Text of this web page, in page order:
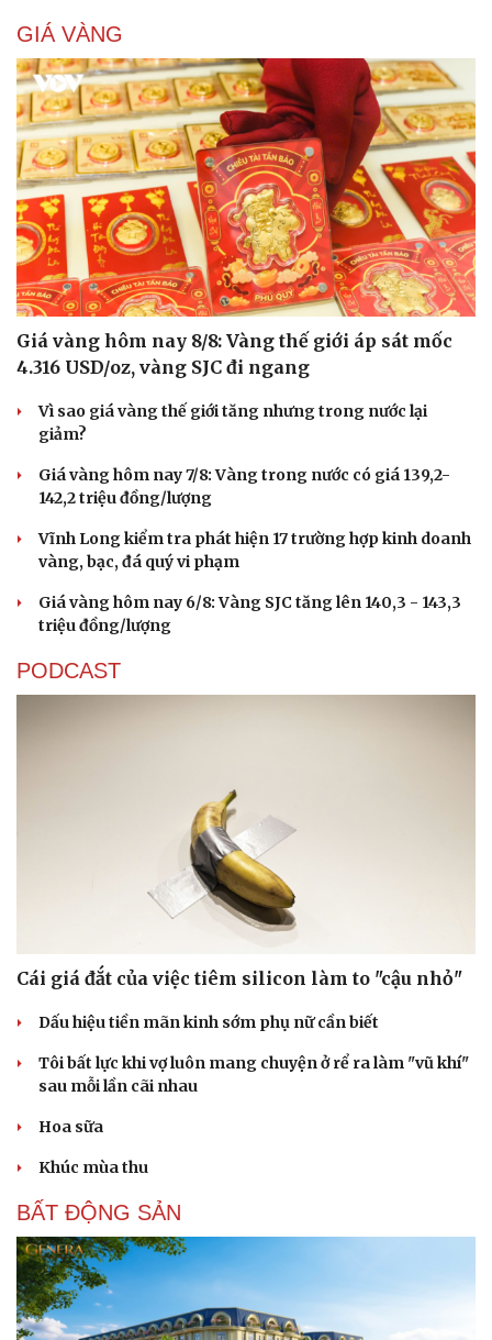
GIÁ VÀNG
Giá vàng hôm nay 8/8: Vàng thế giới áp sát mốc
4.316 USD/oz, vàng SJC đi ngang
Vì sao giá vàng thế giới tăng nhưng trong nước lại
giảm?
Giá vàng hôm nay 7/8: Vàng trong nước có giá 139,2-
142,2 triệu đồng/lượng
Vĩnh Long kiểm tra phát hiện 17 trường hợp kinh doanh
vàng, bạc, đá quý vi phạm
Giá vàng hôm nay 6/8: Vàng SJC tăng lên 140,3 - 143,3
triệu đồng/lượng
PODCAST
Cái giá đắt của việc tiêm silicon làm to "cậu nhỏ"
Dấu hiệu tiền mãn kinh sớm phụ nữ cần biết
Tôi bất lực khi vợ luôn mang chuyện ở rể ra làm "vũ khí"
sau mỗi lần cãi nhau
Hoa sữa
Khúc mùa thu
BẤT ĐỘNG SẢN